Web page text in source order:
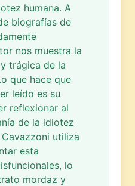
humana. A
biografías de
nos muestra la
trágica de la
que hace que
leído es su
reflexionar al
de la idiotez
utiliza
esta
lo
mordaz y